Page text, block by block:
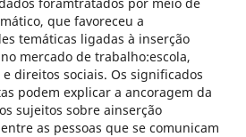
que favoreceu a
temáticas ligadas à inserção
mercado de trabalho:escola,
direitos sociais. Os significados
podem explicar a ancoragem da
sujeitos sobre ainserção
as pessoas que se comunicam